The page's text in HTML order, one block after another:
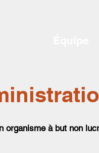
organisme à but non